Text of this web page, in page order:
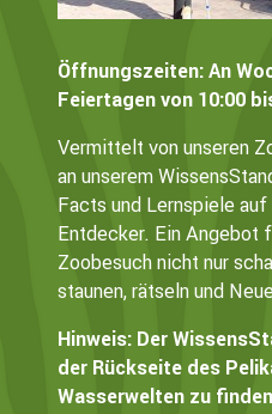
Öffnungszeiten: An
Feiertagen von 10:00
Vermittelt von unseren
an unserem
Facts und Lernspiele
Entdecker. Ein Angebot
Zoobesuch nicht nur
staunen, rätseln und
Hinweis: Der
der Rückseite des
Wasserwelten zu